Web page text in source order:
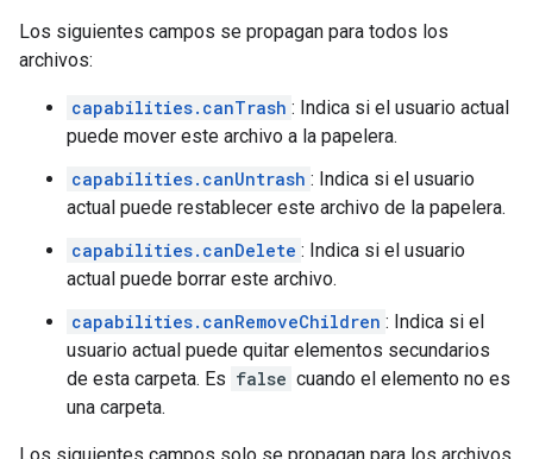
Los siguientes campos se propagan para todos los
archivos:
capabilities.canTrash : Indica si el usuario actual
puede mover este archivo a la papelera.
capabilities.canUntrash : Indica si el usuario
actual puede restablecer este archivo de la papelera.
capabilities.canDelete : Indica si el usuario
actual puede borrar este archivo.
capabilities.canRemoveChildren : Indica si el
usuario actual puede quitar elementos secundarios
de esta carpeta. Es false cuando el elemento no es
una carpeta.